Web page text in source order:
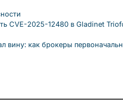
CVE-2025-12480 в Gladinet
вину: как брокеры